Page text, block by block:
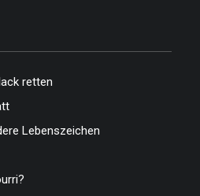
retten
Lebenszeichen